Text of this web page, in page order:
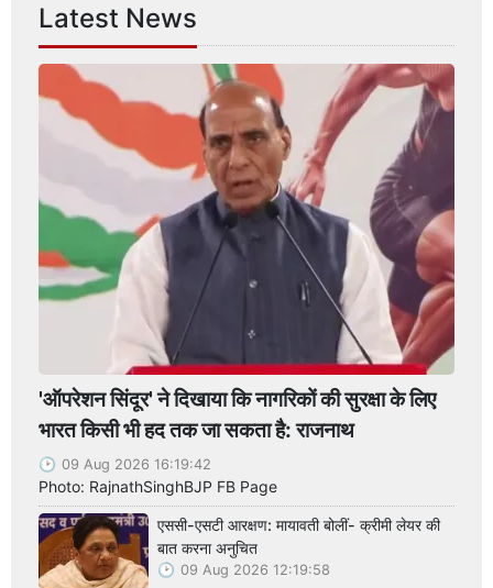
Latest News
'ऑपरेशन सिंदूर' ने दिखाया कि नागरिकों की सुरक्षा के लिए
भारत किसी भी हद तक जा सकता है: राजनाथ
09 Aug 2026 16:19:42
Photo: RajnathSinghBJP FB Page
एससी-एसटी आरक्षण: मायावती बोलीं- क्रीमी लेयर की
बात करना अनुचित
09 Aug 2026 12:19:58